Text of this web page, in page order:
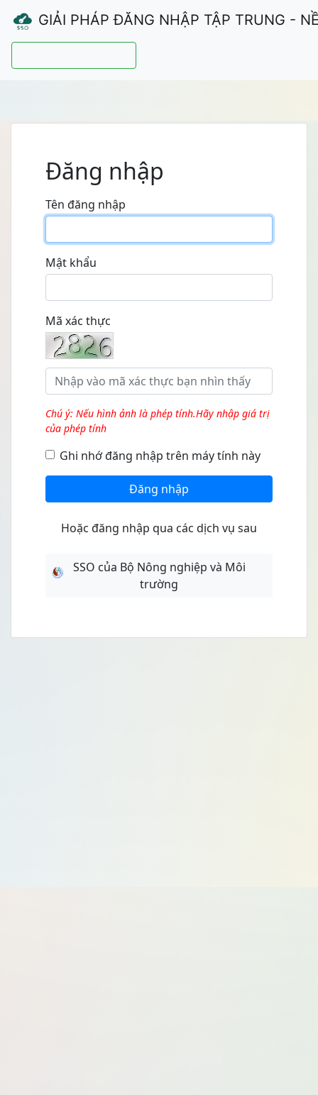
GIẢI PHÁP ĐĂNG NHẬP TẬP TRUNG -
Đăng nhập
Tên đăng nhập
Mật khẩu
Mã xác thực
Chú ý: Nếu hình ảnh là phép tính.Hãy nhập giá trị
của phép tính
Ghi nhớ đăng nhập trên máy tính này
Đăng nhập
Hoặc đăng nhập qua các dịch vụ sau
SSO của Bộ Nông nghiệp và Môi
trường